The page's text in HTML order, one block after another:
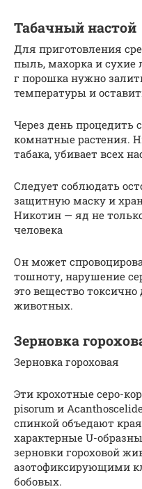
Табачный настой
Для приготовления
пыль, махорка и сухие
г порошка нужно
температуры и
Через день процедить
комнатные растения.
табака, убивает всех
Следует соблюдать
защитную маску и
Никотин — яд не
человека
Он может
тошноту, нарушение
это вещество
животных.
Зерновка
Зерновка гороховая
Эти крохотные серо-
pisorum и
спинкой объедают
характерные U-
зерновки гороховой
азотофиксирующими
бобовых.